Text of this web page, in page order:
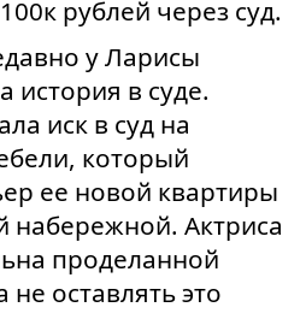
рублей через суд.
у Ларисы
история в суде.
иск в суд на
который
ее новой квартиры
набережной. Актриса
проделанной
оставлять это